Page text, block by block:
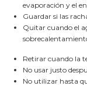
evaporación y el
Guardar si las
Quitar cuando el
Retirar cuando la
No usar justo
No utilizar hasta